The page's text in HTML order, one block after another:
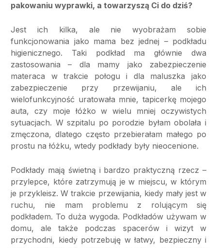
pakowaniu wyprawki, a towarzyszą Ci do dziś?
Jest ich kilka, ale nie wyobrażam sobie
funkcjonowania jako mama bez jednej – podkładu
higienicznego. Taki podkład ma głównie dwa
zastosowania – dla mamy jako zabezpieczenie
materaca w trakcie połogu i dla maluszka jako
zabezpieczenie przy przewijaniu, ale ich
wielofunkcyjność uratowała mnie, tapicerkę mojego
auta, czy moje łóżko w wielu mniej oczywistych
sytuacjach. W szpitalu po porodzie byłam obolała i
zmęczona, dlatego często przebierałam małego po
prostu na łóżku, wtedy podkłady były nieocenione.
Podkłady mają świetną i bardzo praktyczną rzecz –
przylepce, które zatrzymują je w miejscu, w którym
je przykleisz. W trakcie przewijania, kiedy mały jest w
ruchu, nie mam problemu z rolującym się
podkładem. To duża wygoda. Podkładów używam w
domu, ale także podczas spacerów i wizyt w
przychodni, kiedy potrzebuję w łatwy, bezpieczny i